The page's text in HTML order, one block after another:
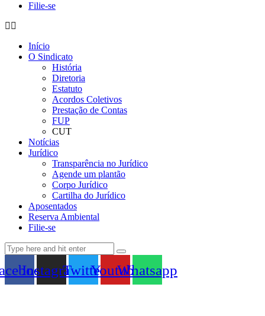
Filie-se
Início
O Sindicato
História
Diretoria
Estatuto
Acordos Coletivos
Prestação de Contas
FUP
CUT
Notícias
Jurídico
Transparência no Jurídico
Agende um plantão
Corpo Jurídico
Cartilha do Jurídico
Aposentados
Reserva Ambiental
Filie-se
InstagramTwitterYoutubeWhatsapp